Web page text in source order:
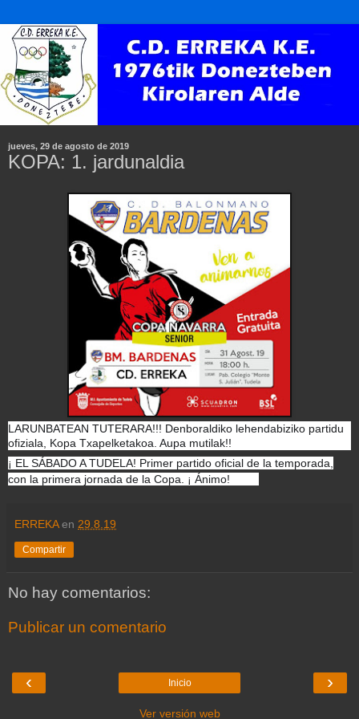
jueves, 29 de agosto de 2019
KOPA: 1. jardunaldia
LARUNBATEAN TUTERARA!!! Denboraldiko lehendabiziko partidu
ofiziala, Kopa Txapelketakoa. Aupa mutilak!!
¡ EL SÁBADO A TUDELA! Primer partido oficial de la temporada,
con la primera jornada de la Copa. ¡ Ánimo!
ERREKA en 29.8.19
Compartir
No hay comentarios:
Publicar un comentario
‹ ›
Inicio
Ver versión web